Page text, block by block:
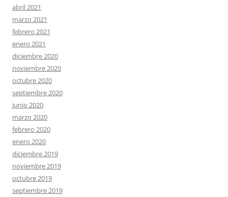
abril 2021
marzo 2021
febrero 2021
enero 2021
diciembre 2020
noviembre 2020
octubre 2020
septiembre 2020
junio 2020
marzo 2020
febrero 2020
enero 2020
diciembre 2019
noviembre 2019
octubre 2019
septiembre 2019